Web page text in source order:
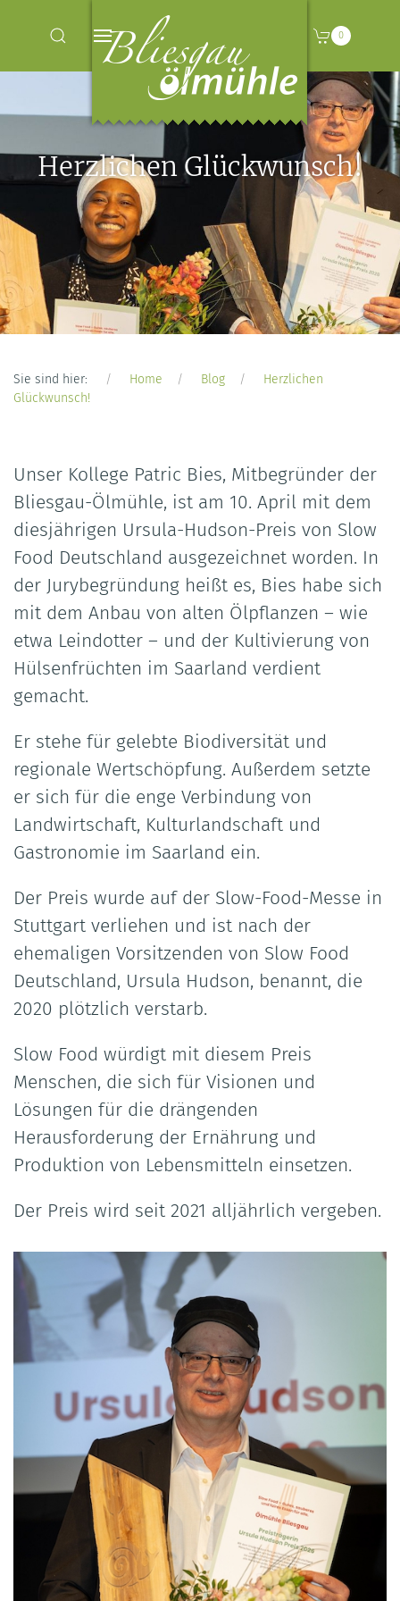
0
Herzlichen Glückwunsch!
Sie sind hier: Home Blog
Herzlichen
Glückwunsch!
Unser Kollege Patric Bies, Mitbegründer der
Bliesgau-Ölmühle, ist am 10. April mit dem
diesjährigen Ursula-Hudson-Preis von Slow
Food Deutschland ausgezeichnet worden. In
der Jurybegründung heißt es, Bies habe sich
mit dem Anbau von alten Ölpflanzen – wie
etwa Leindotter – und der Kultivierung von
Hülsenfrüchten im Saarland verdient
gemacht.
Er stehe für gelebte Biodiversität und
regionale Wertschöpfung. Außerdem setzte
er sich für die enge Verbindung von
Landwirtschaft, Kulturlandschaft und
Gastronomie im Saarland ein.
Der Preis wurde auf der Slow-Food-Messe in
Stuttgart verliehen und ist nach der
ehemaligen Vorsitzenden von Slow Food
Deutschland, Ursula Hudson, benannt, die
2020 plötzlich verstarb.
Slow Food würdigt mit diesem Preis
Menschen, die sich für Visionen und
Lösungen für die drängenden
Herausforderung der Ernährung und
Produktion von Lebensmitteln einsetzen.
Der Preis wird seit 2021 alljährlich vergeben.